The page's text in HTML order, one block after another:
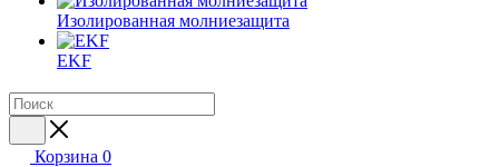
Изолированная молниезащита
EKF
Корзина 0